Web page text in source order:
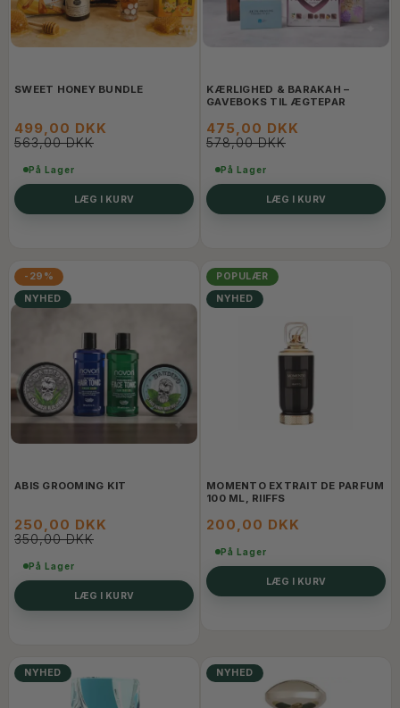
SWEET HONEY BUNDLE
499,00 DKK
563,00 DKK
På Lager
LÆG I KURV
KÆRLIGHED & BARAKAH –
GAVEBOKS TIL ÆGTEPAR
475,00 DKK
578,00 DKK
På Lager
LÆG I KURV
-29%
NYHED
ABIS GROOMING KIT
250,00 DKK
350,00 DKK
På Lager
LÆG I KURV
POPULÆR
NYHED
MOMENTO EXTRAIT DE PARFUM
100 ML, RIIFFS
200,00 DKK
På Lager
LÆG I KURV
NYHED NYHED